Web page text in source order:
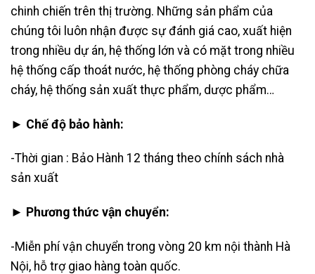
chinh chiến trên thị trường. Những sản phẩm của
chúng tôi luôn nhận được sự đánh giá cao, xuất hiện
trong nhiều dự án, hệ thống lớn và có mặt trong nhiều
hệ thống cấp thoát nước, hệ thống phòng cháy chữa
cháy, hệ thống sản xuất thực phẩm, dược phẩm…
► Chế độ bảo hành:
-Thời gian : Bảo Hành 12 tháng theo chính sách nhà
sản xuất
► Phương thức vận chuyển:
-Miễn phí vận chuyển trong vòng 20 km nội thành Hà
Nội, hỗ trợ giao hàng toàn quốc.